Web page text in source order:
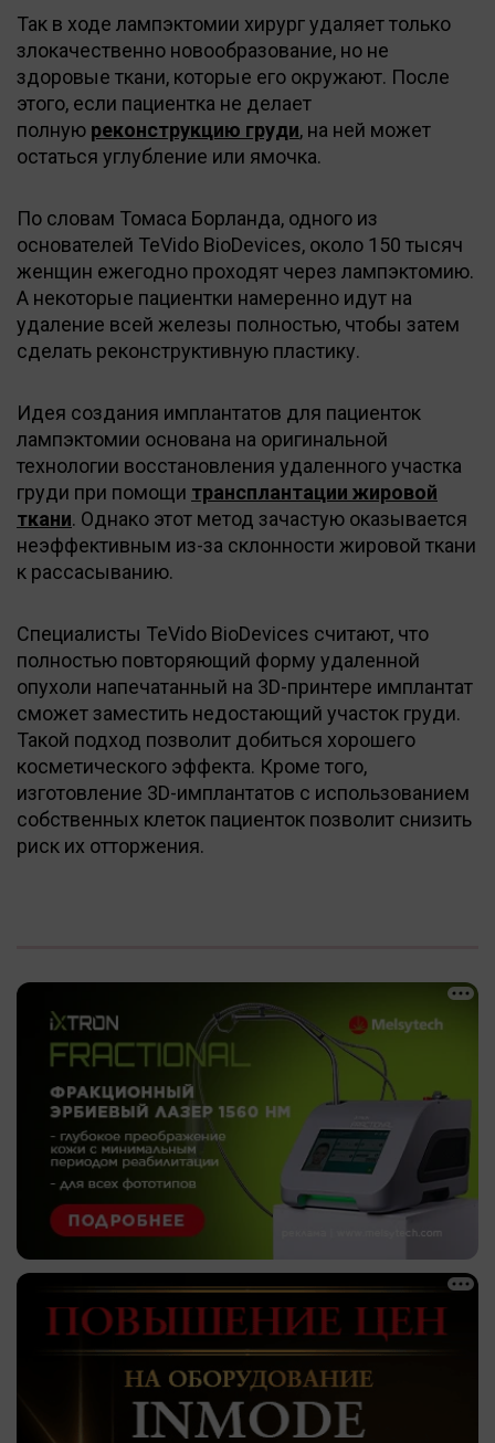
Так в ходе лампэктомии хирург удаляет только
злокачественно новообразование, но не
здоровые ткани, которые его окружают. После
этого, если пациентка не делает
полную реконструкцию груди, на ней может
остаться углубление или ямочка.
По словам Томаса Борланда, одного из
основателей TeVido BioDevices, около 150 тысяч
женщин ежегодно проходят через лампэктомию.
А некоторые пациентки намеренно идут на
удаление всей железы полностью, чтобы затем
сделать реконструктивную пластику.
Идея создания имплантатов для пациенток
лампэктомии основана на оригинальной
технологии восстановления удаленного участка
груди при помощи трансплантации жировой
ткани. Однако этот метод зачастую оказывается
неэффективным из-за склонности жировой ткани
к рассасыванию.
Специалисты TeVido BioDevices считают, что
полностью повторяющий форму удаленной
опухоли напечатанный на 3D-принтере имплантат
сможет заместить недостающий участок груди.
Такой подход позволит добиться хорошего
косметического эффекта. Кроме того,
изготовление 3D-имплантатов с использованием
собственных клеток пациенток позволит снизить
риск их отторжения.